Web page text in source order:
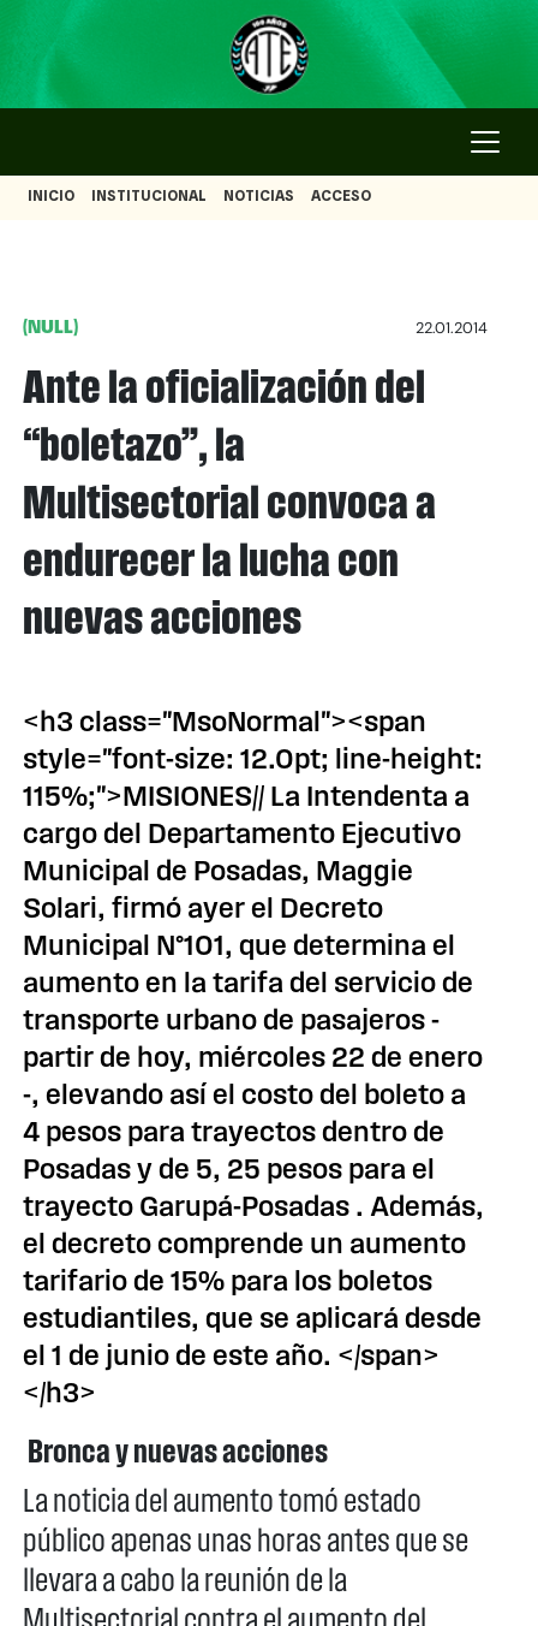
INICIO INSTITUCIONAL NOTICIAS ACCESO
(NULL) 22.01.2014
Ante la oficialización del
“boletazo”, la
Multisectorial convoca a
endurecer la lucha con
nuevas acciones
<h3 class="MsoNormal"><span
style="font-size: 12.0pt; line-height:
115%;">MISIONES// La Intendenta a
cargo del Departamento Ejecutivo
Municipal de Posadas, Maggie
Solari, firmó ayer el Decreto
Municipal N°101, que determina el
aumento en la tarifa del servicio de
transporte urbano de pasajeros -
partir de hoy, miércoles 22 de enero
-, elevando así el costo del boleto a
4 pesos para trayectos dentro de
Posadas y de 5, 25 pesos para el
trayecto Garupá-Posadas . Además,
el decreto comprende un aumento
tarifario de 15% para los boletos
estudiantiles, que se aplicará desde
el 1 de junio de este año. </span>
</h3>
Bronca y nuevas acciones
La noticia del aumento tomó estado
público apenas unas horas antes que se
llevara a cabo la reunión de la